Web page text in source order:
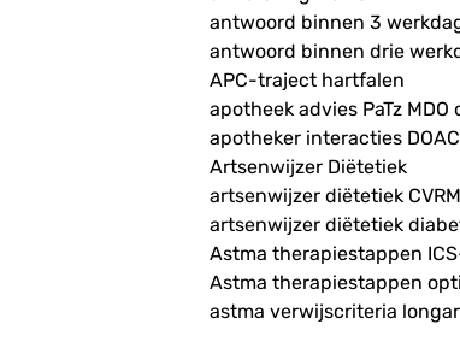
antwoord binnen 3
antwoord binnen drie
APC-traject hartfalen
apotheek advies PaTz MDO
apotheker interacties DOAC
Artsenwijzer Diëtetiek
artsenwijzer diëtetiek CVRM
artsenwijzer diëtetiek
Astma therapiestappen
Astma therapiestappen
astma verwijscriteria